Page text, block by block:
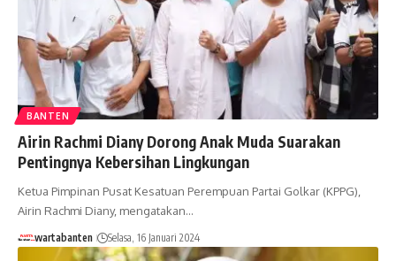
BANTEN
Airin Rachmi Diany Dorong Anak Muda Suarakan
Pentingnya Kebersihan Lingkungan
Ketua Pimpinan Pusat Kesatuan Perempuan Partai Golkar (KPPG),
Airin Rachmi Diany, mengatakan…
wartabanten Selasa, 16 Januari 2024